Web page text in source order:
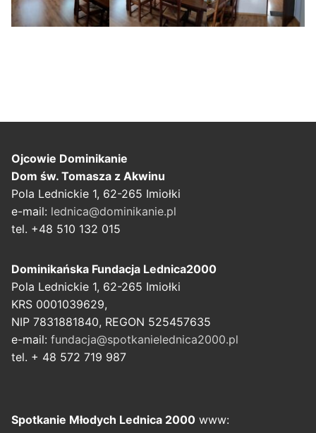
Ojcowie Dominikanie
Dom św. Tomasza z Akwinu
Pola Lednickie 1, 62-265 Imiołki
e-mail: lednica@dominikanie.pl
tel. +48 510 132 015
Dominikańska Fundacja Lednica2000
Pola Lednickie 1, 62-265 Imiołki
KRS 0001039629,
NIP 7831881840, REGON 525457635
e-mail: fundacja@spotkanielednica2000.pl
tel. + 48 572 719 987
Spotkanie Młodych Lednica 2000 www: